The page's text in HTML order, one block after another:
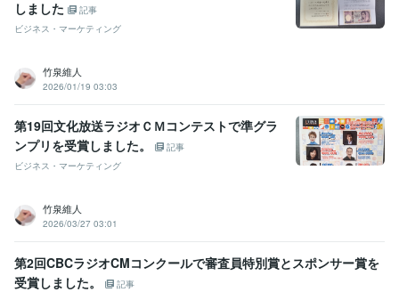
しました
記事
ビジネス・マーケティング
竹泉維人
2026/01/19 03:03
第19回文化放送ラジオＣＭコンテストで準グラ
ンプリを受賞しました。
記事
ビジネス・マーケティング
竹泉維人
2026/03/27 03:01
第2回CBCラジオCMコンクールで審査員特別賞とスポンサー賞を
受賞しました。
記事